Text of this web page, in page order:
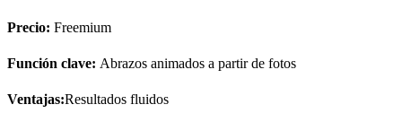
Precio: Freemium
Función clave: Abrazos animados a partir de fotos
Ventajas:Resultados fluidos